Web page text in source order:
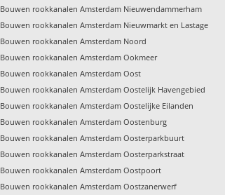
Bouwen rookkanalen Amsterdam Nieuwendammerham
Bouwen rookkanalen Amsterdam Nieuwmarkt en Lastage
Bouwen rookkanalen Amsterdam Noord
Bouwen rookkanalen Amsterdam Ookmeer
Bouwen rookkanalen Amsterdam Oost
Bouwen rookkanalen Amsterdam Oostelijk Havengebied
Bouwen rookkanalen Amsterdam Oostelijke Eilanden
Bouwen rookkanalen Amsterdam Oostenburg
Bouwen rookkanalen Amsterdam Oosterparkbuurt
Bouwen rookkanalen Amsterdam Oosterparkstraat
Bouwen rookkanalen Amsterdam Oostpoort
Bouwen rookkanalen Amsterdam Oostzanerwerf